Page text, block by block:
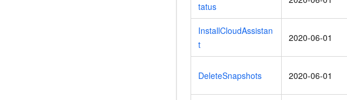
tatus
InstallCloudAssistan
t
2020-06-01
DeleteSnapshots 2020-06-01